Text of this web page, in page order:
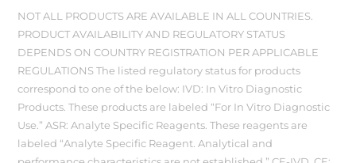
NOT ALL PRODUCTS ARE AVAILABLE IN ALL COUNTRIES.
PRODUCT AVAILABILITY AND REGULATORY STATUS
DEPENDS ON COUNTRY REGISTRATION PER APPLICABLE
REGULATIONS The listed regulatory status for products
correspond to one of the below: IVD: In Vitro Diagnostic
Products. These products are labeled “For In Vitro Diagnostic
Use.” ASR: Analyte Specific Reagents. These reagents are
labeled “Analyte Specific Reagent. Analytical and